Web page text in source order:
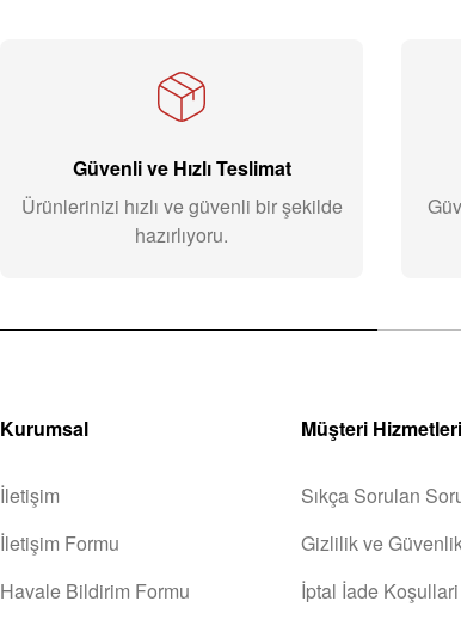
Güvenli ve Hızlı Teslimat
Ürünlerinizi hızlı ve güvenli bir şekilde
hazırlıyoru.
Kurumsal
İletişim
İletişim Formu
Havale Bildirim Formu
Müşteri Hizmetleri
Sıkça Sorulan
Gizlilik ve
İptal İade Koşullari